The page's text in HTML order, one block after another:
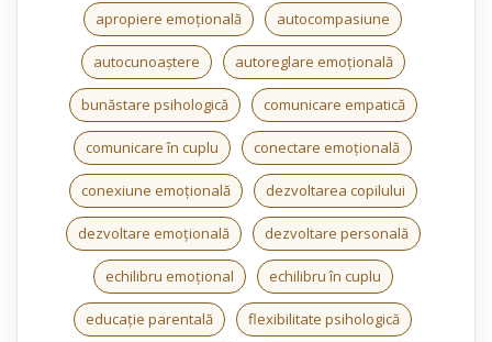
apropiere emoțională autocompasiune
autocunoaștere autoreglare emoțională
bunăstare psihologică comunicare empatică
comunicare în cuplu conectare emoțională
conexiune emoțională dezvoltarea copilului
dezvoltare emoțională dezvoltare personală
echilibru emoțional echilibru în cuplu
educație parentală flexibilitate psihologică